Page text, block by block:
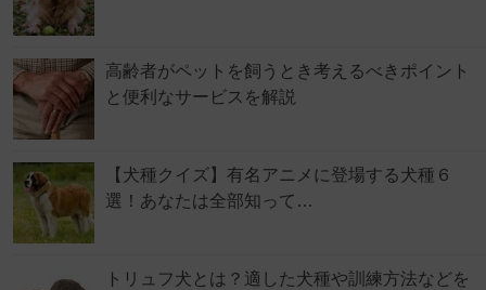
高齢者がペットを飼うとき考えるべきポイント
と便利なサービスを解説
【犬種クイズ】有名アニメに登場する犬種６
選！あなたは全部知って…
トリュフ犬とは？適した犬種や訓練方法などを